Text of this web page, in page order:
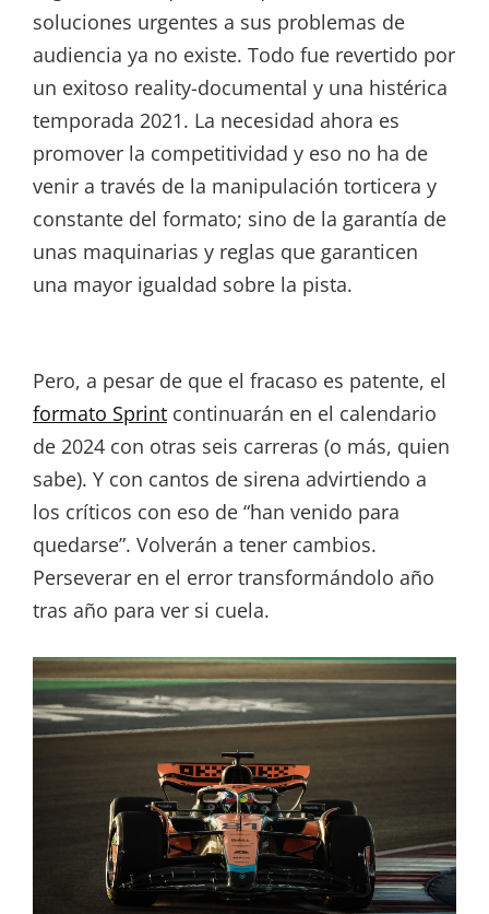
soluciones urgentes a sus problemas de
audiencia ya no existe. Todo fue revertido por
un exitoso reality-documental y una histérica
temporada 2021. La necesidad ahora es
promover la competitividad y eso no ha de
venir a través de la manipulación torticera y
constante del formato; sino de la garantía de
unas maquinarias y reglas que garanticen
una mayor igualdad sobre la pista.
Pero, a pesar de que el fracaso es patente, el
formato Sprint continuarán en el calendario
de 2024 con otras seis carreras (o más, quien
sabe). Y con cantos de sirena advirtiendo a
los críticos con eso de “han venido para
quedarse”. Volverán a tener cambios.
Perseverar en el error transformándolo año
tras año para ver si cuela.